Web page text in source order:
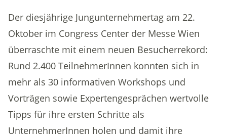
Der diesjährige Jungunternehmertag am 22.
Oktober im Congress Center der Messe Wien
überraschte mit einem neuen Besucherrekord:
Rund 2.400 TeilnehmerInnen konnten sich in
mehr als 30 informativen Workshops und
Vorträgen sowie Expertengesprächen wertvolle
Tipps für ihre ersten Schritte als
UnternehmerInnen holen und damit ihre